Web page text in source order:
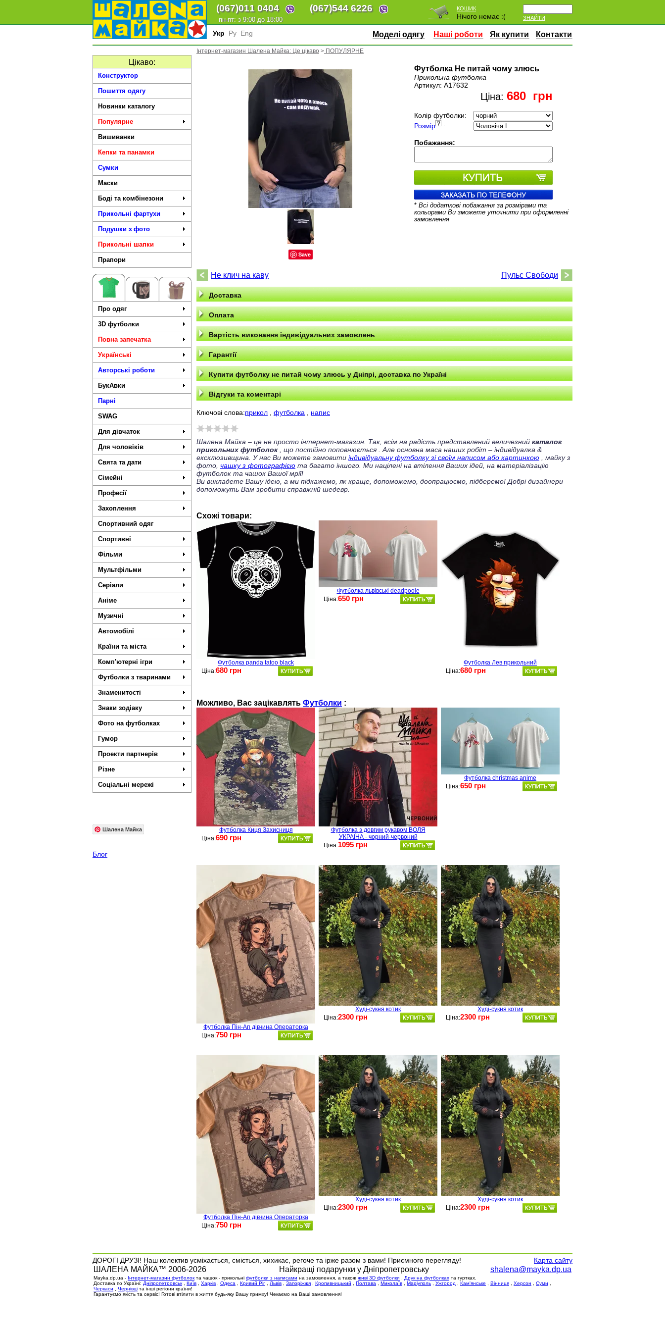
(067)011 0404 (067)544 6226
пн-пт: з 9:00 до 18:00 ЗНАЙТИ
КОШИК
Нічого немає :(
Укр Ру Eng Моделі одягу Наші роботи Як купити Контакти
Цікаво:
Конструктор
Пошиття одягу
Новинки каталогу
Популярне
Вишиванки
Кепки та панамки
Сумки
Маски
Боді та комбінезони
Прикольні фартухи
Подушки з фото
Прикольні шапки
Прапори
Про одяг
3D футболки
Повна запечатка
Українські
Авторські роботи
БукАвки
Парні
SWAG
Для дівчаток
Для чоловіків
Свята та дати
Сімейні
Професії
Захоплення
Спортивний одяг
Спортивні
Фільми
Мультфільми
Серіали
Аніме
Музичні
Автомобілі
Країни та міста
Комп'ютерні ігри
Футболки з тваринами
Знаменитості
Знаки зодіаку
Фото на футболках
Гумор
Проекти партнерів
Різне
Соціальні мережі
Шалена Майка
Блог
Інтернет-магазин Шалена Майка: Це цікаво > ПОПУЛЯРНЕ
Save
Футболка Не питай чому злюсь
Прикольна футболка
Артикул: A17632
Ціна: 680 грн
Колір футболки:
Розмір
:
Побажання:
* Всі додаткові побажання за розмірами та
кольорами Ви зможете уточнити при оформленні
замовлення
Не клич на каву Пульс Свободи
Доставка
Оплата
Вартість виконання індивідуальних замовлень
Гарантії
Купити футболку не питай чому злюсь у Дніпрі, доставка по Україні
Відгуки та коментарі
Ключові слова:прикол футболка напис
Шалена Майка – це не просто інтернет-магазин. Так, всім на радість представлений величезний каталог
прикольних футболок, що постійно поповнюється
. Але основна маса наших робіт – індивідуалка &
ексклюзивщина. У нас Ви можете замовити індивідуальну футболку зі своїм написом або картинкою , майку з
фото, чашку з фотографією та багато іншого. Ми націлені на втілення Ваших ідей, на матеріалізацію
футболок та чашок Вашої мрії!
Ви викладете Вашу ідею, а ми підкажемо, як краще, допоможемо, доопрацюємо, підберемо! Добрі дизайнери
допоможуть Вам зробити справжній шедевр.
Схожі товари:
Футболка panda tatoo black
Ціна:680 грн
Футболка львівські deadpoole
Ціна:650 грн
Футболка Лев прикольний
Ціна:680 грн
Можливо, Ваc зацікавлять Футболки :
Футболка Киця Захисниця
Ціна:690 грн
Футболка з довгим рукавом ВОЛЯ
УКРАЇНА - чорний-червоний
Ціна:1095 грн
Футболка christmas anime
Ціна:650 грн
Футболка Пін-Ап дівчина Операторка
Ціна:750 грн
Худі-сукня котик
Ціна:2300 грн
Худі-сукня котик
Ціна:2300 грн
Футболка Пін-Ап дівчина Операторка
Ціна:750 грн
Худі-сукня котик
Ціна:2300 грн
Худі-сукня котик
Ціна:2300 грн
Карта сайту
ДОРОГІ ДРУЗІ! Наш колектив усміхається, сміється, хихикає, регоче та ірже разом з вами! Приємного перегляду!
ШАЛЕНА МАЙКА™ 2006-2026 Найкращі подарунки у Дніпропетровську shalena@mayka.dp.ua
Mayka.dp.ua - Інтернет-магазин футболок та чашок - прикольні футболки з написами на замовлення, а також живі 3D футболки Друк на футболках та гуртках.
Доставка по Україні: Дніпропетровськ Київ Харків Одеса Кривий Ріг Львів Запоріжжя Кропивницький Полтава Миколаїв Маріуполь Ужгород Кам'янське Вінниця Херсон Суми
Черкаси
Чернівці та інші регіони країни!
Гарантуємо якість та сервіс! Готові втілити в життя будь-яку Вашу примху! Чекаємо на Ваші замовлення!